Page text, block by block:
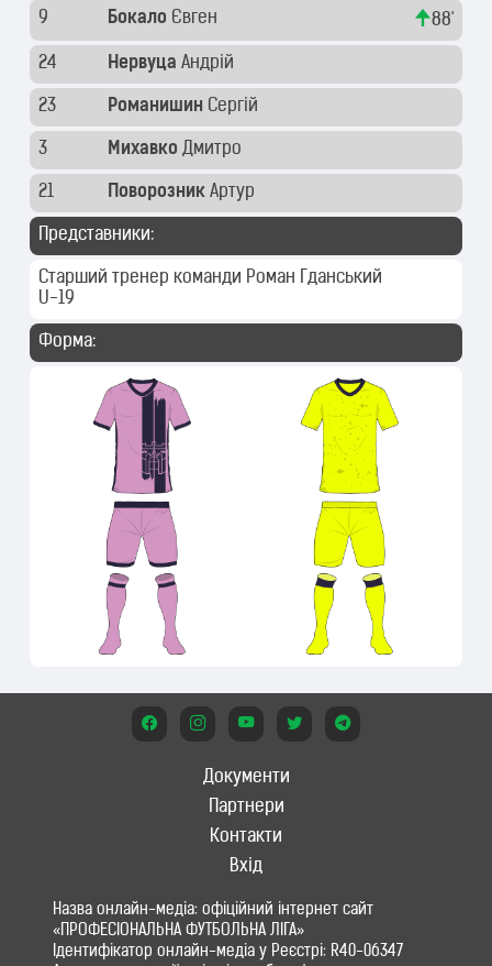
9 Бокало Євген 88'
24 Нервуца Андрій
23 Романишин Сергій
3 Михавко Дмитро
21 Поворозник Артур
Представники:
Старший тренер команди
U-19
Роман Гданський
Форма:
Документи
Партнери
Контакти
Вхід
Назва онлайн-медіа: офіційний інтернет сайт
«ПРОФЕСІОНАЛЬНА ФУТБОЛЬНА ЛІГА»
Ідентифікатор онлайн-медіа у Реєстрі: R40-06347